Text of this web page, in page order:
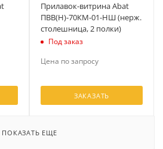
Прилавок-витрина Abat
ПВВ(Н)-70КМ-01-НШ (нерж.
столешница, 2 полки)
Под заказ
Цена по запросу
ЗАКАЗАТЬ
ПОКАЗАТЬ ЕЩЕ